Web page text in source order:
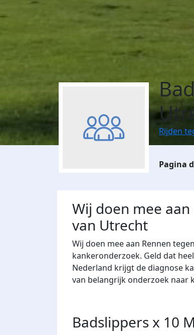
Rijden
Wij doen mee
van Utrecht
Wij doen mee aan Rennen
kankeronderzoek. Geld dat
Nederland krijgt de diagnose
van belangrijk onderzoek naar
Badslippers x 10